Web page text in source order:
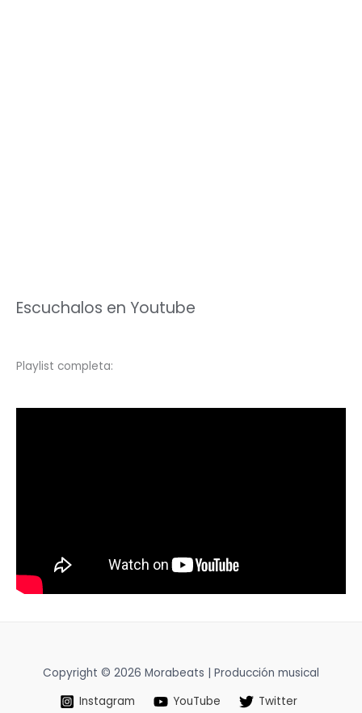
Escuchalos en Youtube
Playlist completa:
Copyright © 2026 Morabeats | Producción musical
Instagram
YouTube Twitter